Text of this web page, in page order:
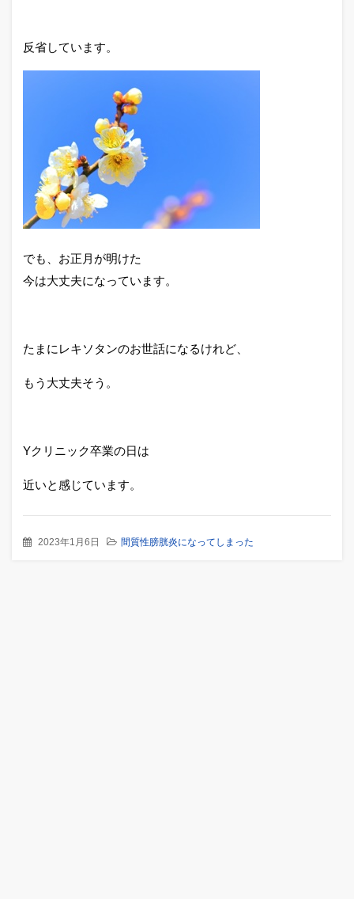
反省しています。
でも、お正月が明けた
今は大丈夫になっています。
たまにレキソタンのお世話になるけれど、
もう大丈夫そう。
Yクリニック卒業の日は
近いと感じています。
2023年1月6日 間質性膀胱炎になってしまった